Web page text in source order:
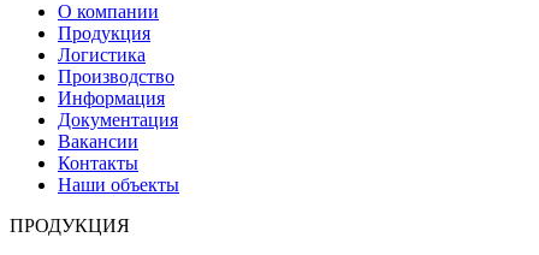
О компании
Продукция
Логистика
Производство
Информация
Документация
Вакансии
Контакты
Наши объекты
ПРОДУКЦИЯ